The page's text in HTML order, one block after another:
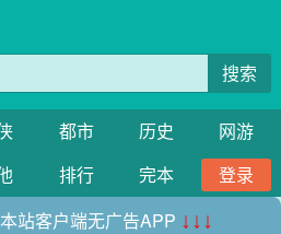
搜索
都市 历史
网游
排行 完本
登录
站客户端无广告APP ↓↓↓